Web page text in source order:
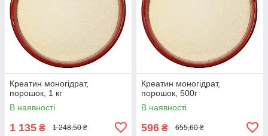
Креатин моногідрат,
порошок, 1 кг
В наявності
1 135 ₴ 1 248,50 ₴
Креатин моногідрат,
порошок, 500г
В наявності
596 ₴ 655,60 ₴